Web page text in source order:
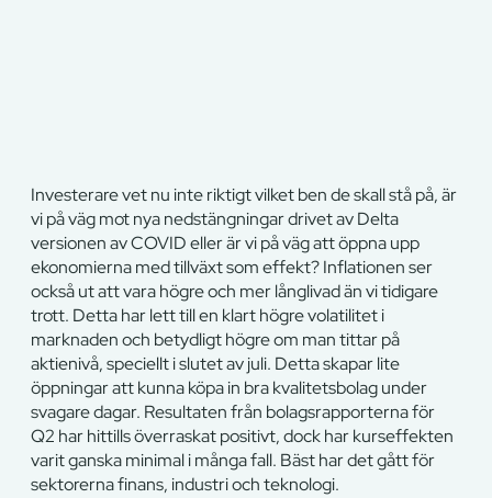
Investerare vet nu inte riktigt vilket ben de skall stå på, är
vi på väg mot nya nedstängningar drivet av Delta
versionen av COVID eller är vi på väg att öppna upp
ekonomierna med tillväxt som effekt? Inflationen ser
också ut att vara högre och mer långlivad än vi tidigare
trott. Detta har lett till en klart högre volatilitet i
marknaden och betydligt högre om man tittar på
aktienivå, speciellt i slutet av juli. Detta skapar lite
öppningar att kunna köpa in bra kvalitetsbolag under
svagare dagar. Resultaten från bolagsrapporterna för
Q2 har hittills överraskat positivt, dock har kurseffekten
varit ganska minimal i många fall. Bäst har det gått för
sektorerna finans, industri och teknologi.